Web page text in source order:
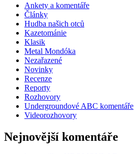
Ankety a komentáře
Články
Hudba našich otců
Kazetománie
Klasik
Metal Mondóka
Nezařazené
Novinky
Recenze
Reporty
Rozhovory
Undergroundové ABC komentáře
Videorozhovory
Nejnovější komentáře